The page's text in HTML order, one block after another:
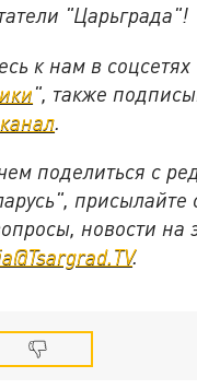
"Царьграда"!
к нам в соцсетях
", также
поделиться с
присылайте
новости на
.